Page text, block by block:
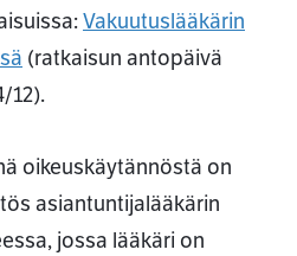
Vakuutuslääkärin
(ratkaisun antopäivä
12).
oikeuskäytännöstä on
asiantuntijalääkärin
jossa lääkäri on